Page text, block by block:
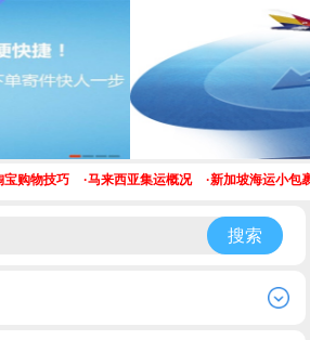
购物技巧 马来西亚集运概况 新加坡海运小包
搜索